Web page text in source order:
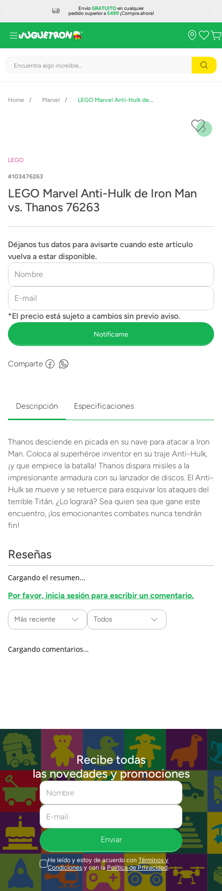
EnvíoGRATUITOen cualquier
pedido superior a$499¡Compra ahora!
Encuentra algo increíble...
Marvel LEGO Marvel Anti-Hulk de Iron Man vs. Thanos 76263
LEGO
103476263
LEGO Marvel Anti-Hulk de Iron Man
vs. Thanos 76263
Déjanos tus datos para avisarte cuando este artículo
vuelva a estar disponible.
Comparte
Descripción Especificaciones
Thanos desciende en picada en su nave para atacar a Iron
Man. Coloca al superhéroe inventor en su traje Anti-Hulk,
¡y que empiece la batalla! Thanos dispara misiles a la
impresionante armadura con su lanzador de discos. El Anti-
Hulk se mueve y se retuerce para esquivar los ataques del
terrible Titán. ¿Lo logrará? Sea quien sea que gane este
encuentro, ¡los emocionantes combates nunca tendrán
fin!
Reseñas
Cargando el resumen…
Por favor, inicia sesión para escribir un comentario.
Más reciente Todos
Cargando comentarios…
Recibe todas
las novedades y promociones
Enviar
He leído y estoy de acuerdo con Términos y
Condiciones y con la Política de Privacidad.